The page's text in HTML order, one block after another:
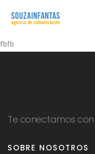
fbfb
Te conectamos
SOBRE NOSOTROS